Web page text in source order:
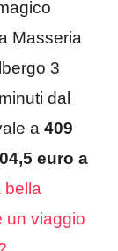
Masseria
3
dal
a 409
euro a
bella
un viaggio